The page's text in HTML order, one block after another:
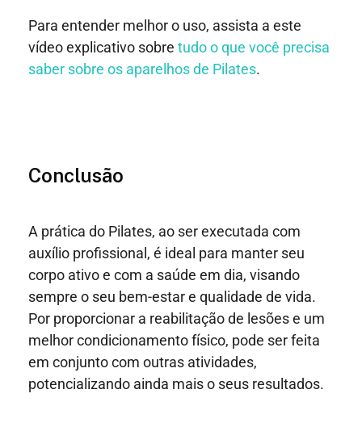
Para entender melhor o uso, assista a este
vídeo explicativo sobre tudo o que você precisa
saber sobre os aparelhos de Pilates.
Conclusão
A prática do Pilates, ao ser executada com
auxílio profissional, é ideal para manter seu
corpo ativo e com a saúde em dia, visando
sempre o seu bem-estar e qualidade de vida.
Por proporcionar a reabilitação de lesões e um
melhor condicionamento físico, pode ser feita
em conjunto com outras atividades,
potencializando ainda mais o seus resultados.